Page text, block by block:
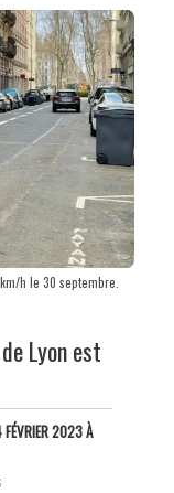
h le 30 septembre.
Lyon est
2023 À